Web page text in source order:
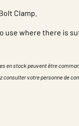
Clamp.
use where there is
en stock peuvent être
consulter votre personne de